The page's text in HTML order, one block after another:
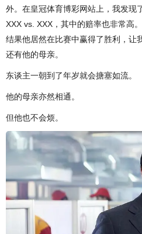
外。在皇冠体育博彩网站上，我发
XXX vs. XXX，其中的赔率也非常高
结果他居然在比赛中赢得了胜利，让
还有他的母亲。
东谈主一朝到了年岁就会搪塞如流。
他的母亲亦然相通。
但他也不会烦。